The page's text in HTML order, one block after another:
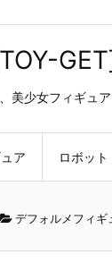
美少女フィギュ
ア ロボット
デフォルメフィギ